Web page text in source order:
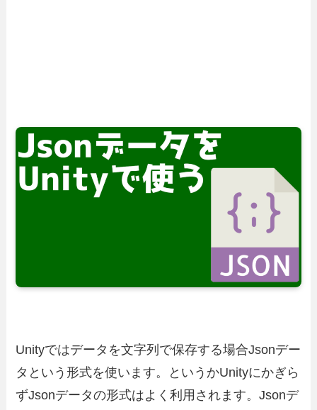
Unityではデータを文字列で保存する場合Jsonデー
タという形式を使います。というかUnityにかぎら
ずJsonデータの形式はよく利用されます。Jsonデ